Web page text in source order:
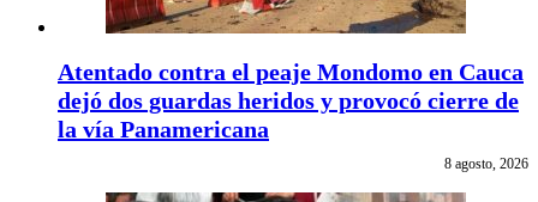
Atentado contra el peaje Mondomo en Cauca
dejó dos guardas heridos y provocó cierre de
la vía Panamericana
8 agosto, 2026